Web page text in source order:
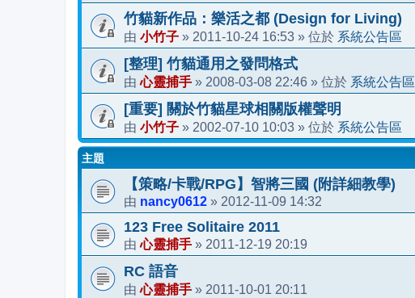
竹貓新作品：樂活之都 (Design for Living)
由 小竹子 » 2011-10-24 16:53 » 位於 系統公告區
[整理] 竹貓通用之發問格式
由心靈捕手 » 2008-03-08 22:46 » 位於 系統公告區
[重要] 關於竹貓星球相關版權聲明
由 小竹子 » 2002-07-10 10:03 » 位於 系統公告區
主題
【策略/卡戰/RPG】智將三國 (附詳細教學)
由 nancy0612 » 2012-11-09 14:32
123 Free Solitaire 2011
由心靈捕手 » 2011-12-19 20:19
RC 語音
由心靈捕手 » 2011-10-01 20:11